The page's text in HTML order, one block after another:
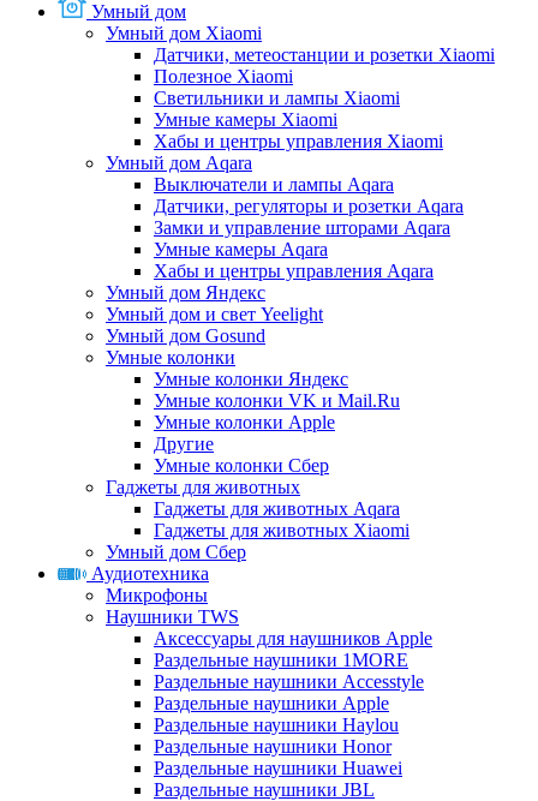
Умный дом
Умный дом Xiaomi
Датчики, метеостанции и розетки Xiaomi
Полезное Xiaomi
Светильники и лампы Xiaomi
Умные камеры Xiaomi
Хабы и центры управления Xiaomi
Умный дом Aqara
Выключатели и лампы Aqara
Датчики, регуляторы и розетки Aqara
Замки и управление шторами Aqara
Умные камеры Aqara
Хабы и центры управления Aqara
Умный дом Яндекс
Умный дом и свет Yeelight
Умный дом Gosund
Умные колонки
Умные колонки Яндекс
Умные колонки VK и Mail.Ru
Умные колонки Apple
Другие
Умные колонки Сбер
Гаджеты для животных
Гаджеты для животных Aqara
Гаджеты для животных Xiaomi
Умный дом Сбер
Аудиотехника
Микрофоны
Наушники TWS
Аксессуары для наушников Apple
Раздельные наушники 1MORE
Раздельные наушники Accesstyle
Раздельные наушники Apple
Раздельные наушники Haylou
Раздельные наушники Honor
Раздельные наушники Huawei
Раздельные наушники JBL